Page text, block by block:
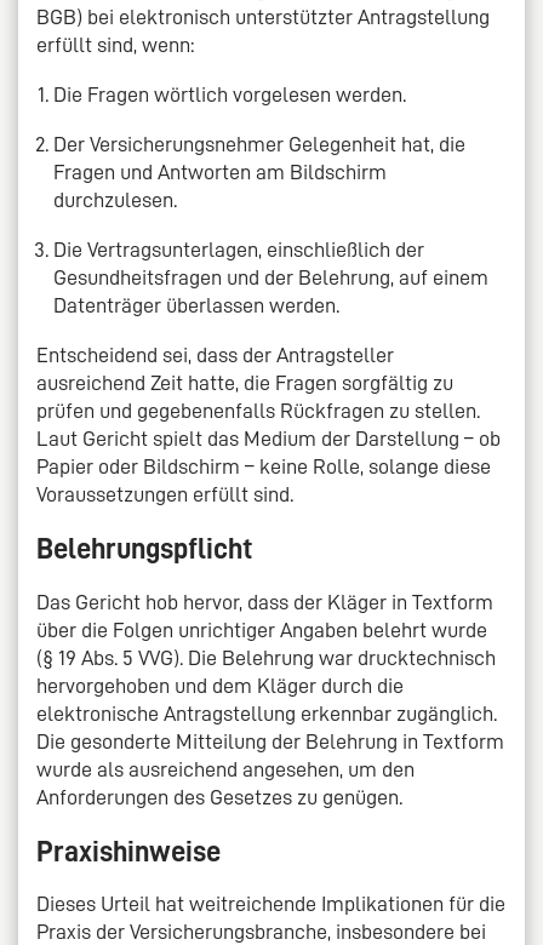
BGB) bei elektronisch unterstützter Antragstellung
erfüllt sind, wenn:
Die Fragen wörtlich vorgelesen werden.
Der Versicherungsnehmer Gelegenheit hat, die
Fragen und Antworten am Bildschirm
durchzulesen.
Die Vertragsunterlagen, einschließlich der
Gesundheitsfragen und der Belehrung, auf einem
Datenträger überlassen werden.
Entscheidend sei, dass der Antragsteller
ausreichend Zeit hatte, die Fragen sorgfältig zu
prüfen und gegebenenfalls Rückfragen zu stellen.
Laut Gericht spielt das Medium der Darstellung – ob
Papier oder Bildschirm – keine Rolle, solange diese
Voraussetzungen erfüllt sind.
Belehrungspflicht
Das Gericht hob hervor, dass der Kläger in Textform
über die Folgen unrichtiger Angaben belehrt wurde
(§ 19 Abs. 5 VVG). Die Belehrung war drucktechnisch
hervorgehoben und dem Kläger durch die
elektronische Antragstellung erkennbar zugänglich.
Die gesonderte Mitteilung der Belehrung in Textform
wurde als ausreichend angesehen, um den
Anforderungen des Gesetzes zu genügen.
Praxishinweise
Dieses Urteil hat weitreichende Implikationen für die
Praxis der Versicherungsbranche, insbesondere bei